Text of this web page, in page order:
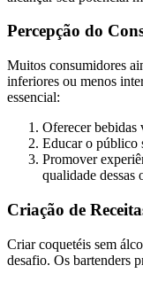
Percepção do
Muitos consumidores
inferiores ou menos
essencial:
Oferecer bebidas
Educar o público
Promover
qualidade dessas
Criação de
Criar coquetéis sem
desafio. Os bartenders